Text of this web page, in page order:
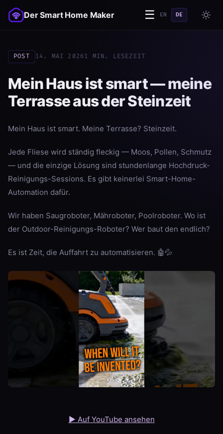
Der Smart Home Maker ☰ EN DE
POST 14. MAI 20261 MIN. LESEZEIT
Mein Haus ist smart — meine
Terrasse aus der Steinzeit
Mein Haus ist smart. Meine Terrasse? Steinzeit.
Jede Fliese wird ständig fleckig — Moos, Pollen, Schmutz
— und die einzige Lösung sind stundenlange Hochdruck-
Reinigungs-Sessions. Es gibt keinerlei Smart-Home-
Automation dafür.
Wir haben Saugroboter, Mähroboter, Poolroboter. Wo ist
der Outdoor-Reinigungs-Roboter? Wer baut den endlich?
Es ist Zeit, die Auffahrt zu automatisieren. 🤖💦
▶ Auf YouTube ansehen